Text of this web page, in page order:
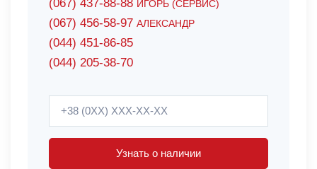
(067) 437-88-88 ИГОРЬ (СЕРВИС)
(067) 456-58-97 АЛЕКСАНДР
(044) 451-86-85
(044) 205-38-70
Узнать о наличии